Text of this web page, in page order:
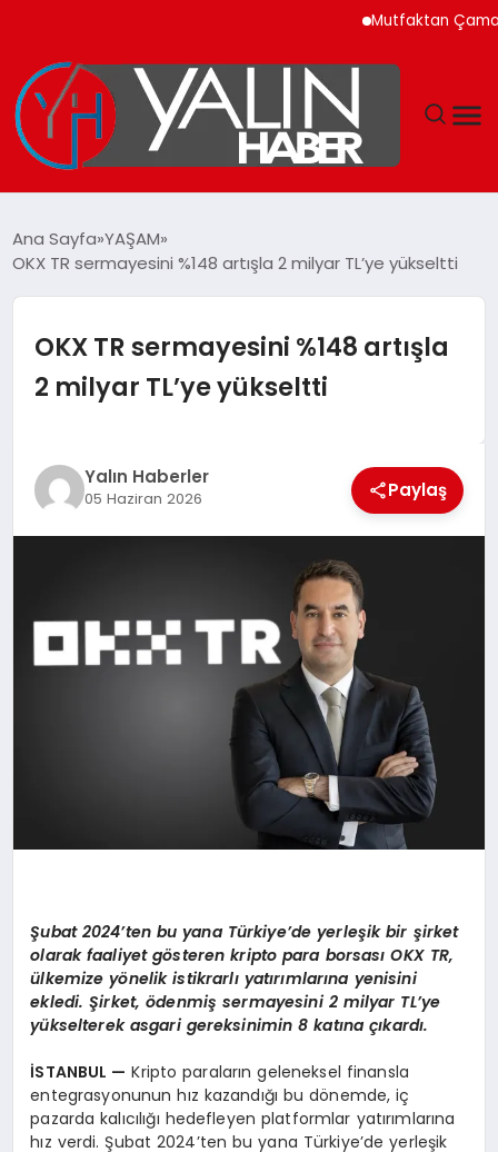
Mutfaktan Çamaşır
DÜNYA
EKONOMİ
EĞİTİM
MAGAZİN
Ana Sayfa YAŞAM
OKX TR sermayesini %148 artışla 2 milyar TL’ye yükseltti
OKX TR sermayesini %148 artışla
2 milyar TL’ye yükseltti
Yalın Haberler
05 Haziran 2026 Paylaş
Şubat 2024’ten bu yana Türkiye’de yerleşik bir şirket
olarak faaliyet gösteren kripto para borsası OKX TR,
ülkemize yönelik istikrarlı yatırımlarına yenisini
ekledi. Şirket, ödenmiş sermayesini 2 milyar TL’ye
yükselterek asgari gereksinimin 8 katına çıkardı.
İSTANBUL — Kripto paraların geleneksel finansla
entegrasyonunun hız kazandığı bu dönemde, iç
pazarda kalıcılığı hedefleyen platformlar yatırımlarına
hız verdi. Şubat 2024’ten bu yana Türkiye’de yerleşik